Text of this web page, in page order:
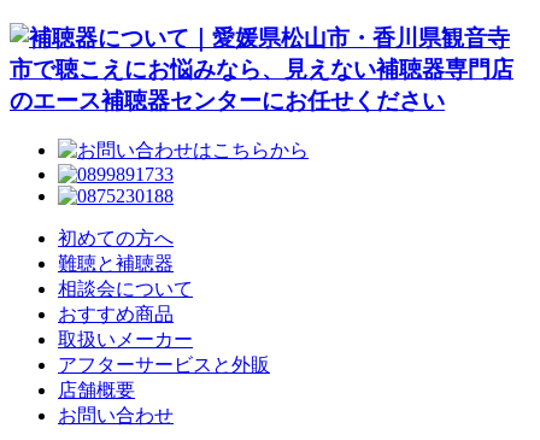
初めての方へ
難聴と補聴器
相談会について
おすすめ商品
取扱いメーカー
アフターサービスと外販
店舗概要
お問い合わせ